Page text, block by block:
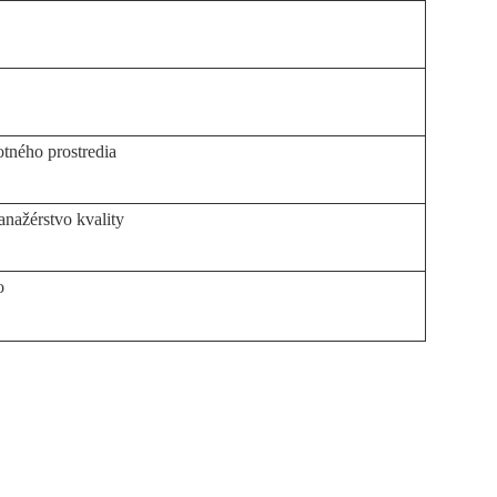
prostredia
kvality